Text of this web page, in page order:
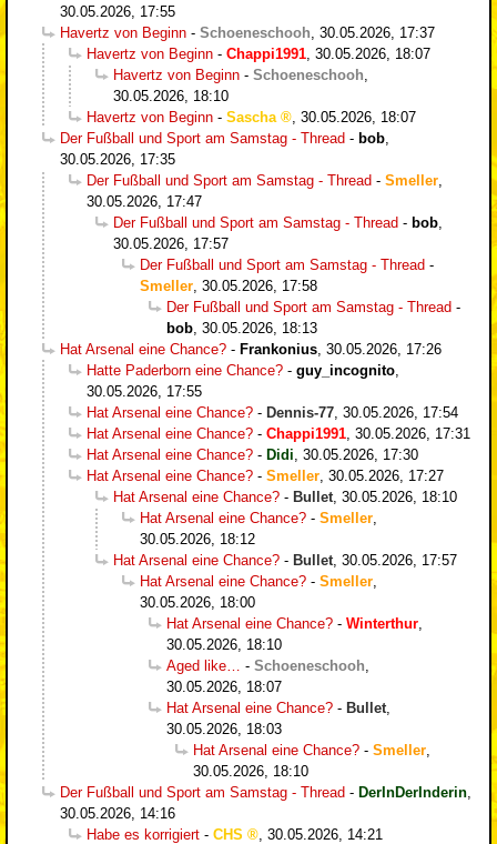
30.05.2026, 17:55
Havertz von Beginn - Schoeneschooh 30.05.2026, 17:37
Havertz von Beginn - Chappi1991 30.05.2026, 18:07
Havertz von Beginn - Schoeneschooh
30.05.2026, 18:10
Havertz von Beginn - Sascha
30.05.2026, 18:07
Der Fußball und Sport am Samstag - Thread - bob
30.05.2026, 17:35
Der Fußball und Sport am Samstag - Thread - Smeller
30.05.2026, 17:47
Der Fußball und Sport am Samstag - Thread - bob
30.05.2026, 17:57
Der Fußball und Sport am Samstag - Thread -
Smeller 30.05.2026, 17:58
Der Fußball und Sport am Samstag - Thread -
bob 30.05.2026, 18:13
Hat Arsenal eine Chance? - Frankonius 30.05.2026, 17:26
Hatte Paderborn eine Chance? - guy_incognito
30.05.2026, 17:55
Hat Arsenal eine Chance? - Dennis-77 30.05.2026, 17:54
Hat Arsenal eine Chance? - Chappi1991 30.05.2026, 17:31
Hat Arsenal eine Chance? - Didi 30.05.2026, 17:30
Hat Arsenal eine Chance? - Smeller 30.05.2026, 17:27
Hat Arsenal eine Chance? - Bullet 30.05.2026, 18:10
Hat Arsenal eine Chance? - Smeller
30.05.2026, 18:12
Hat Arsenal eine Chance? - Bullet 30.05.2026, 17:57
Hat Arsenal eine Chance? - Smeller
30.05.2026, 18:00
Hat Arsenal eine Chance? - Winterthur
30.05.2026, 18:10
Aged like…
- Schoeneschooh
30.05.2026, 18:07
Hat Arsenal eine Chance? - Bullet
30.05.2026, 18:03
Hat Arsenal eine Chance? - Smeller
30.05.2026, 18:10
Der Fußball und Sport am Samstag - Thread - DerInDerInderin
30.05.2026, 14:16
Habe es korrigiert - CHS 30.05.2026, 14:21